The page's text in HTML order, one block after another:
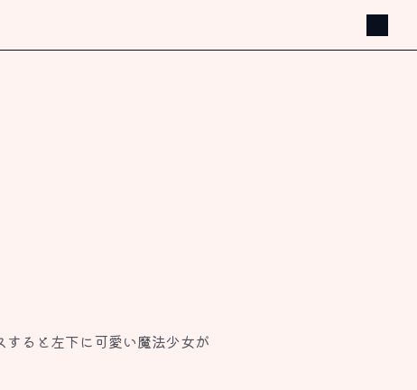
ると左下に可愛い魔法少女が